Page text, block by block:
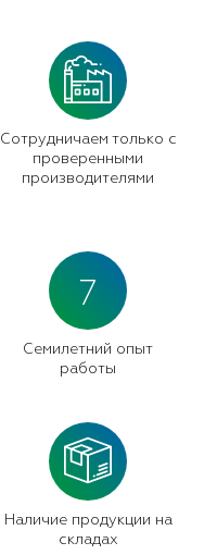
Сотрудничаем только с
проверенными
производителями
7
Семилетний опыт
работы
Наличие продукции на
складах